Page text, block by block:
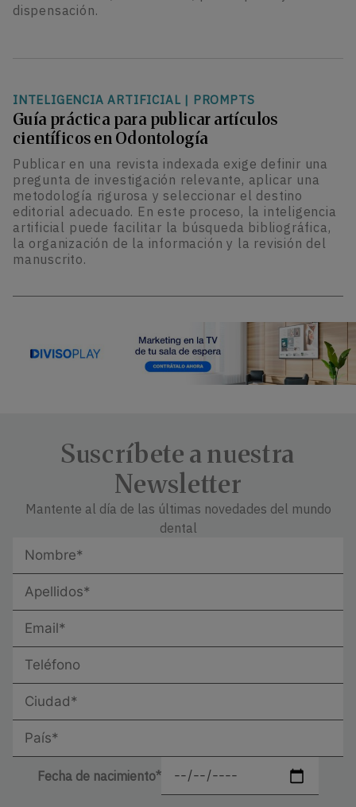
dispensación.
INTELIGENCIA ARTIFICIAL | PROMPTS
Guía práctica para publicar artículos
científicos en Odontología
Publicar en una revista indexada exige definir una
pregunta de investigación relevante, aplicar una
metodología rigurosa y seleccionar el destino
editorial adecuado. En este proceso, la inteligencia
artificial puede facilitar la búsqueda bibliográfica,
la organización de la información y la revisión del
manuscrito.
Suscríbete a nuestra
Newsletter
Mantente al día de las últimas novedades del mundo
dental
Fecha de nacimiento*